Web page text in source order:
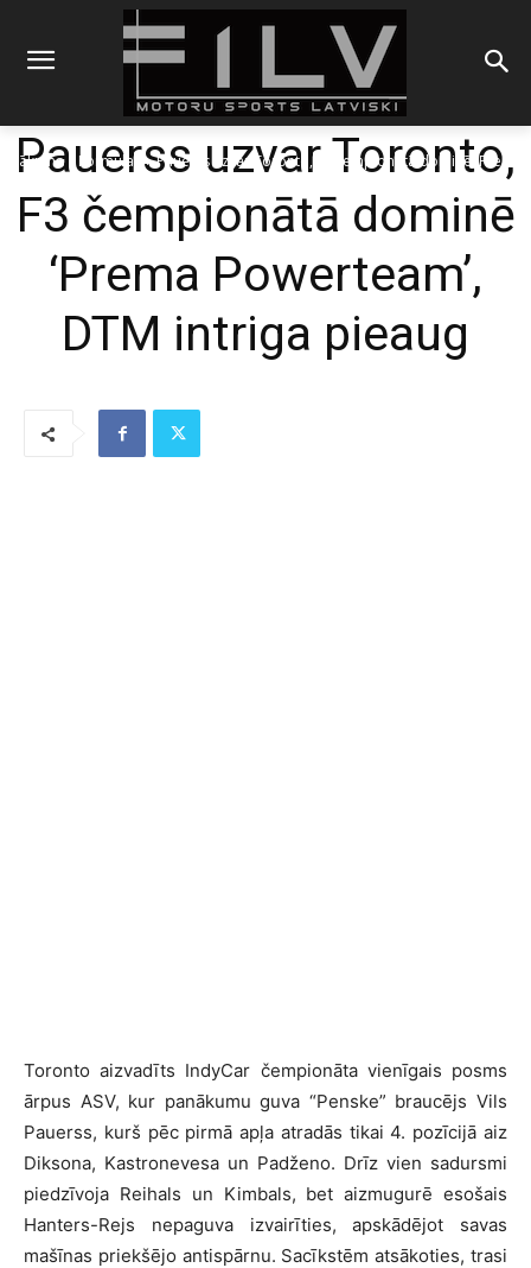
Sākums Formulas
Pauerss uzvar Toronto, F3 čempionātā dominē 'Prema
Pauerss uzvar Toronto,
F3 čempionātā dominē
‘Prema Powerteam’,
DTM intriga pieaug
Toronto aizvadīts IndyCar čempionāta vienīgais posms
ārpus ASV, kur panākumu guva “Penske” braucējs Vils
Pauerss, kurš pēc pirmā apļa atradās tikai 4. pozīcijā aiz
Diksona, Kastronevesa un Padženo. Drīz vien sadursmi
piedzīvoja Reihals un Kimbals, bet aizmugurē esošais
Hanters-Rejs nepaguva izvairīties, apskādējot savas
mašīnas priekšējo antispārnu. Sacīkstēm atsākoties, trasi